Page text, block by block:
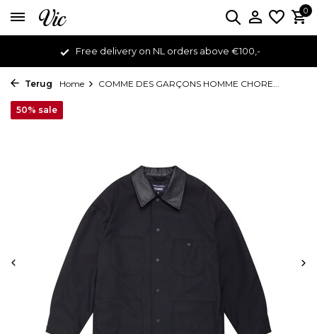
0
Free delivery on NL orders above €100,-
Terug Home COMME DES GARÇONS HOMME CHORE...
50% sale